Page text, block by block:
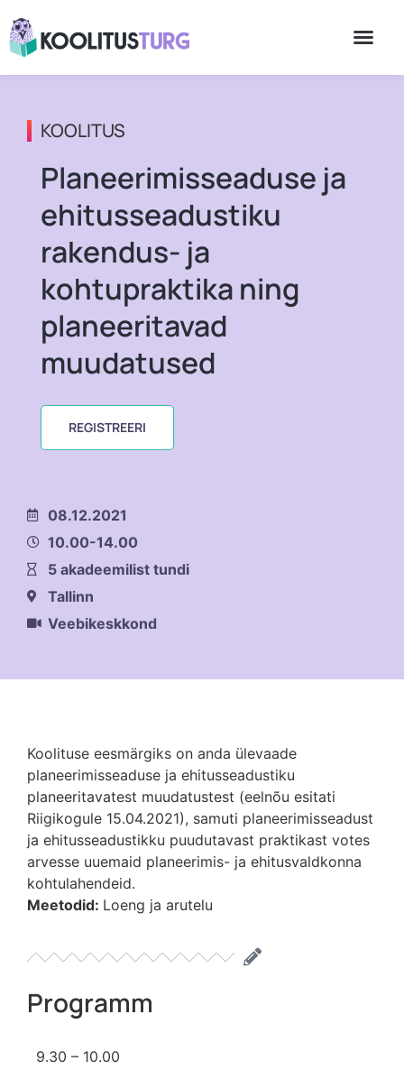
KOOLITUS
Planeerimisseaduse ja
ehitusseadustiku
rakendus- ja
kohtupraktika ning
planeeritavad
muudatused
REGISTREERI
08.12.2021
10.00-14.00
5 akadeemilist tundi
Tallinn
Veebikeskkond
Koolituse eesmärgiks on anda ülevaade
planeerimisseaduse ja ehitusseadustiku
planeeritavatest muudatustest (eelnõu esitati
Riigikogule 15.04.2021), samuti planeerimisseadust
ja ehitusseadustikku puudutavast praktikast votes
arvesse uuemaid planeerimis- ja ehitusvaldkonna
kohtulahendeid.
Meetodid: Loeng ja arutelu
Programm
9.30 – 10.00